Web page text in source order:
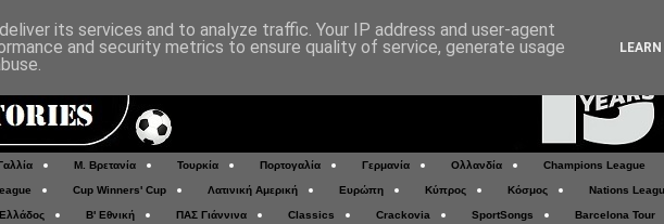
Μ. Βρετανία Τουρκία Πορτογαλία Γερμανία Ολλανδία Champions League
Cup Winners' Cup Λατινική Αμερική Ευρώπη Κύπρος Κόσμος Nations
Β' Εθνική ΠΑΣ Γιάννινα Classics Crackovia SportSongs Barcelona Tour
its services and to analyze traffic. Your IP address and user-agent
and security metrics to ensure quality of service, generate usage